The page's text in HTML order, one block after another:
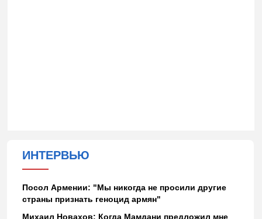
ИНТЕРВЬЮ
Посол Армении: "Мы никогда не просили другие
страны признать геноцид армян"
Михаил Новахов: Когда Мамдани предложил мне